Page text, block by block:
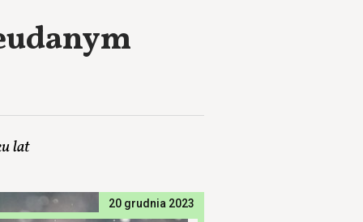
lat
20 grudnia 2023